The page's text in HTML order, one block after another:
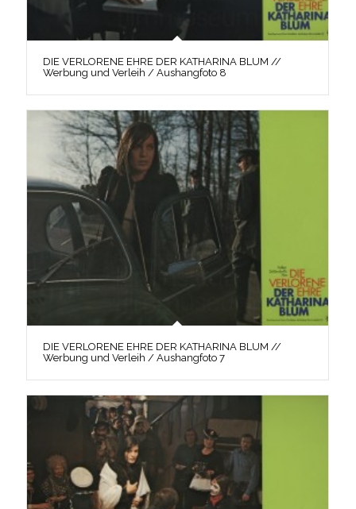
DIE VERLORENE EHRE DER KATHARINA BLUM //
Werbung und Verleih / Aushangfoto 8
DIE VERLORENE EHRE DER KATHARINA BLUM //
Werbung und Verleih / Aushangfoto 7